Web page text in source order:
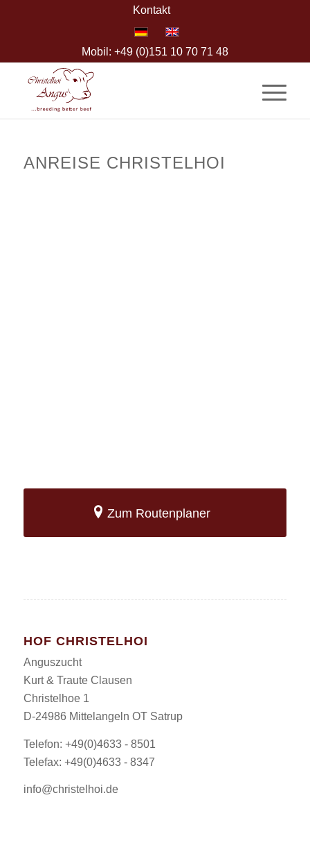
Kontakt
Mobil: +49 (0)151 10 70 71 48
ANREISE CHRISTELHOI
Zum Routenplaner
HOF CHRISTELHOI
Anguszucht
Kurt & Traute Clausen
Christelhoe 1
D-24986 Mittelangeln OT Satrup
Telefon: +49(0)4633 - 8501
Telefax: +49(0)4633 - 8347
info@christelhoi.de